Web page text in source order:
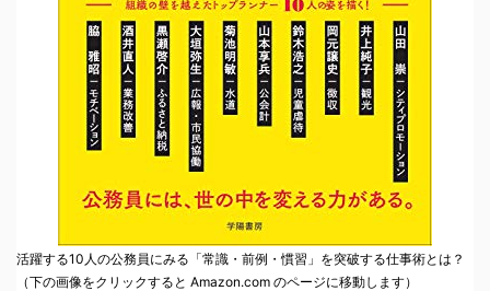
活躍する10人の公務員にみる「常識・前例・慣習」を突破する仕事術とは？
（下の画像をクリックすると Amazon.com のページに移動します）